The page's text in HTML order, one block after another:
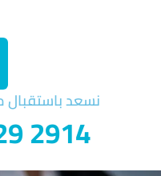
نسعد باستقبال
2914 329 57 966+